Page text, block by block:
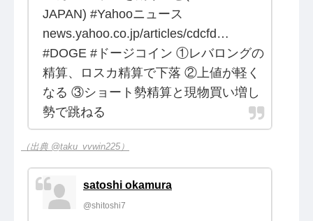
JAPAN) #Yahooニュース
news.yahoo.co.jp/articles/cdcfd…
#DOGE #ドージコイン ①レバロングの
精算、ロスカ精算で下落 ②上値が軽く
なる ③ショート勢精算と現物買い増し
勢で跳ねる
（出典 @taku_vvwin225）
satoshi okamura
@shitoshi7